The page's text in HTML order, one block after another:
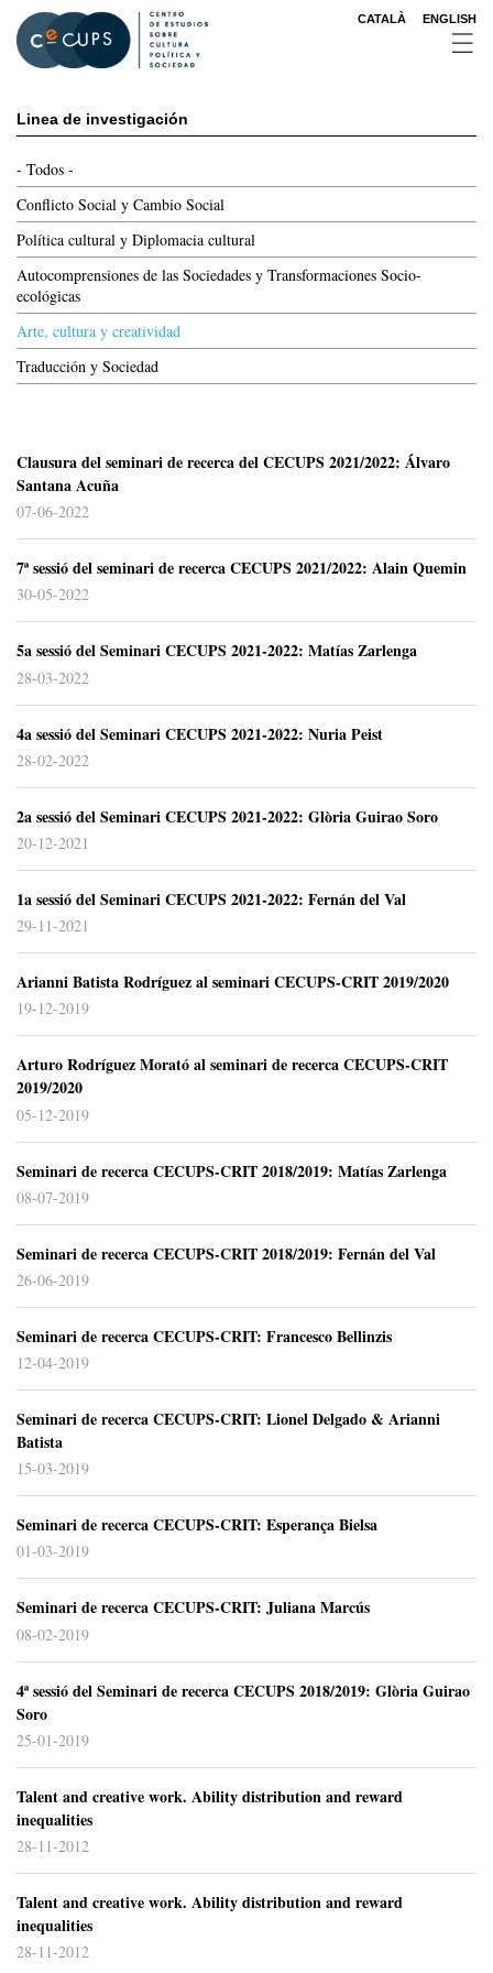
contenido
principal
CATALÀ ENGLISH
Clausura del seminari de recerca del CECUPS 2021/2022: Álvaro
Santana Acuña
07-06-2022
7ª sessió del seminari de recerca CECUPS 2021/2022: Alain Quemin
30-05-2022
5a sessió del Seminari CECUPS 2021-2022: Matías Zarlenga
28-03-2022
4a sessió del Seminari CECUPS 2021-2022: Nuria Peist
28-02-2022
2a sessió del Seminari CECUPS 2021-2022: Glòria Guirao Soro
20-12-2021
1a sessió del Seminari CECUPS 2021-2022: Fernán del Val
29-11-2021
Arianni Batista Rodríguez al seminari CECUPS-CRIT 2019/2020
19-12-2019
Arturo Rodríguez Morató al seminari de recerca CECUPS-CRIT
2019/2020
05-12-2019
Seminari de recerca CECUPS-CRIT 2018/2019: Matías Zarlenga
08-07-2019
Seminari de recerca CECUPS-CRIT 2018/2019: Fernán del Val
26-06-2019
Seminari de recerca CECUPS-CRIT: Francesco Bellinzis
12-04-2019
Seminari de recerca CECUPS-CRIT: Lionel Delgado & Arianni
Batista
15-03-2019
Seminari de recerca CECUPS-CRIT: Esperança Bielsa
01-03-2019
Seminari de recerca CECUPS-CRIT: Juliana Marcús
08-02-2019
4ª sessió del Seminari de recerca CECUPS 2018/2019: Glòria Guirao
Soro
25-01-2019
Talent and creative work. Ability distribution and reward
inequalities
28-11-2012
Talent and creative work. Ability distribution and reward
inequalities
28-11-2012
Main
menu
level
Linea de investigación
- Todos -
Conflicto Social y Cambio Social
Política cultural y Diplomacia cultural
Autocomprensiones de las Sociedades y Transformaciones Socio-
ecológicas
Arte, cultura y creatividad
Traducción y Sociedad